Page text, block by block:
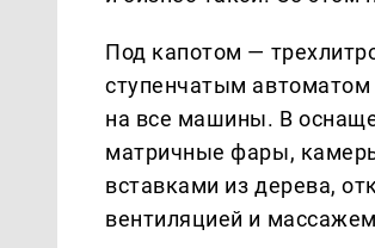
Под капотом —
ступенчатым
на все машины. В
матричные фары,
вставками из дерева,
вентиляцией и